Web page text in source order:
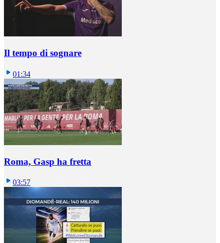
Il tempo di sognare
01:34
Roma, Gasp ha fretta
03:57